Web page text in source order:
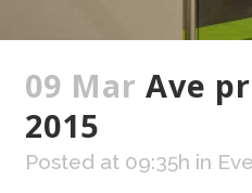
09 Mar Ave
2015
Posted at 09:35h in